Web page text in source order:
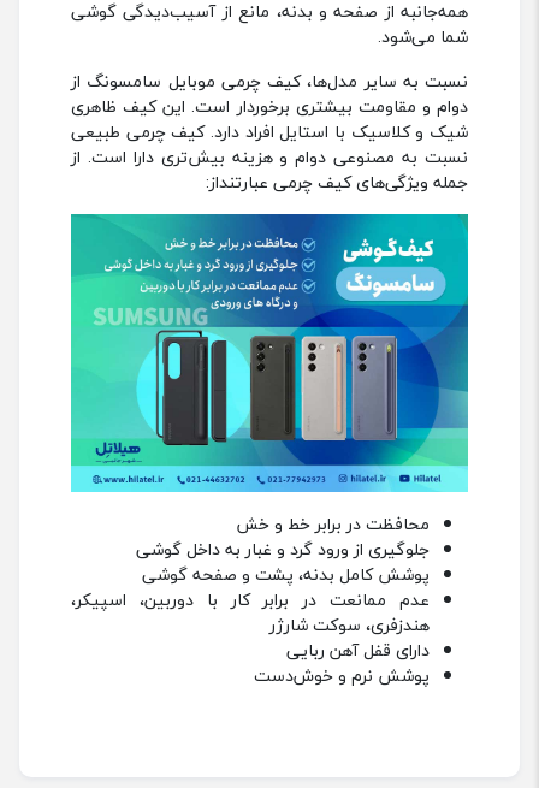
همه‌جانبه از صفحه و بدنه، مانع از آسیب‌دیدگی گوشی
شما می‌شود.
نسبت به سایر مدل‌ها، کیف چرمی موبایل سامسونگ از
دوام و مقاومت بیشتری برخوردار است. این کیف ظاهری
شیک و کلاسیک با استایل افراد دارد. کیف چرمی طبیعی
نسبت به مصنوعی دوام و هزینه بیش‌تری دارا است. از
جمله ویژگی‌های کیف چرمی عبارتنداز:
محافظت در برابر خط و خش
جلوگیری از ورود گرد و غبار به داخل گوشی
پوشش کامل بدنه، پشت و صفحه گوشی
عدم ممانعت در برابر کار با دوربین، اسپیکر،
هندزفری، سوکت شارژر
دارای قفل آهن ربایی
پوشش نرم و خوش‌دست